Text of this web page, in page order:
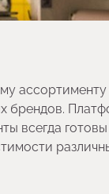
брендов.
всегда